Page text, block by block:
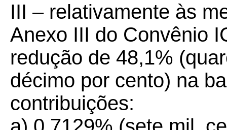
III – relativamente às
Anexo III do Convênio
redução de 48,1%
décimo por cento) na
contribuições: